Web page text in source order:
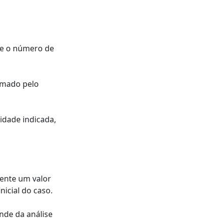
o número de
pelo
indicada,
um valor
do caso.
da análise